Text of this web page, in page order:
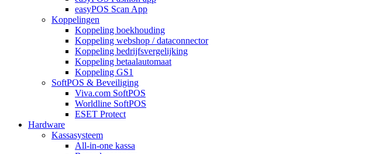
easyPOS Scan App
Koppelingen
Koppeling boekhouding
Koppeling webshop / dataconnector
Koppeling bedrijfsvergelijking
Koppeling betaalautomaat
Koppeling GS1
SoftPOS & Beveiliging
Viva.com SoftPOS
Worldline SoftPOS
ESET Protect
Hardware
Kassasysteem
All-in-one kassa